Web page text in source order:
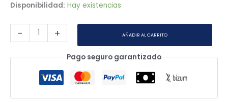
Disponibilidad: Hay existencias
- + AÑADIR AL CARRITO
Pago seguro garantizado